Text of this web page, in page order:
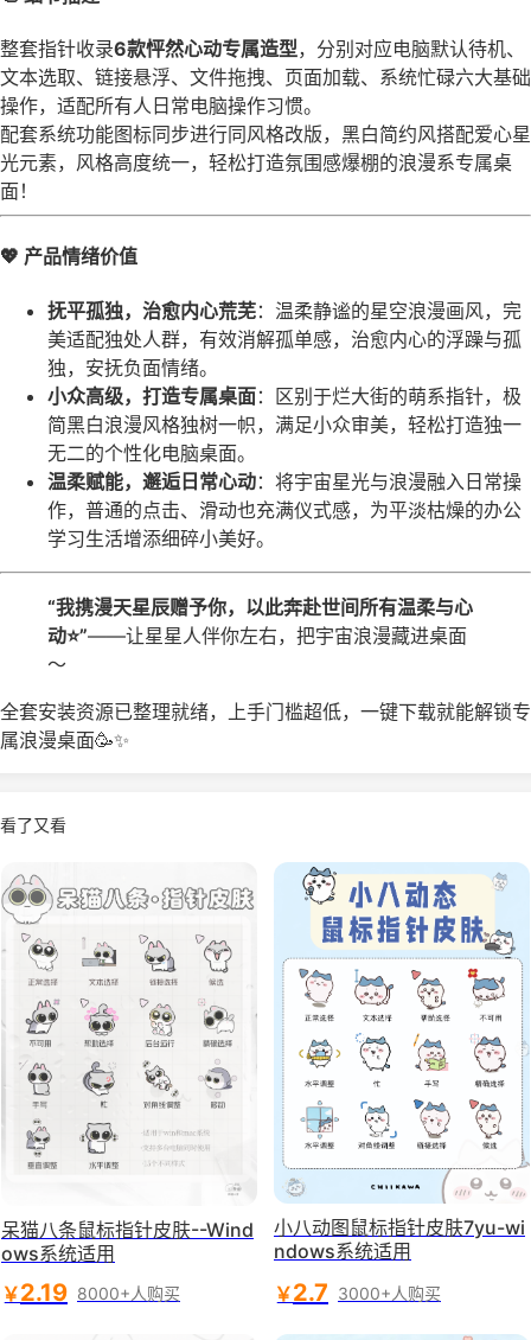
整套指针收录6款怦然心动专属造型，分别对应电脑默认待机、
文本选取、链接悬浮、文件拖拽、页面加载、系统忙碌六大基础
操作，适配所有人日常电脑操作习惯。
配套系统功能图标同步进行同风格改版，黑白简约风搭配爱心星
光元素，风格高度统一，轻松打造氛围感爆棚的浪漫系专属桌
面！
💖 产品情绪价值
抚平孤独，治愈内心荒芜：温柔静谧的星空浪漫画风，完
美适配独处人群，有效消解孤单感，治愈内心的浮躁与孤
独，安抚负面情绪。
小众高级，打造专属桌面：区别于烂大街的萌系指针，极
简黑白浪漫风格独树一帜，满足小众审美，轻松打造独一
无二的个性化电脑桌面。
温柔赋能，邂逅日常心动：将宇宙星光与浪漫融入日常操
作，普通的点击、滑动也充满仪式感，为平淡枯燥的办公
学习生活增添细碎小美好。
“我携漫天星辰赠予你，以此奔赴世间所有温柔与心
动⭐”——让星星人伴你左右，把宇宙浪漫藏进桌面
～
全套安装资源已整理就绪，上手门槛超低，一键下载就能解锁专
属浪漫桌面🥳✨
看了又看
呆猫八条鼠标指针皮肤--Wind
ows系统适用
￥2.19 8000+人购买
小八动图鼠标指针皮肤7yu-wi
ndows系统适用
￥2.7 3000+人购买